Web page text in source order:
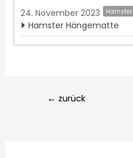
24. November 2023 Hamster
Hamster Hängematte
← zurück